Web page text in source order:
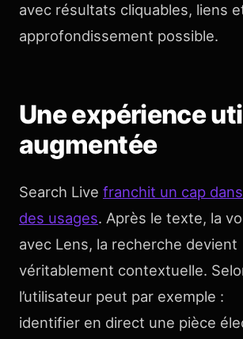
avec résultats cliquables, liens
approfondissement possible.
Une expérience
augmentée
Search Live franchit un cap dans
des usages. Après le texte, la
avec Lens, la recherche devient
véritablement contextuelle.
l’utilisateur peut par exemple :
identifier en direct une pièce